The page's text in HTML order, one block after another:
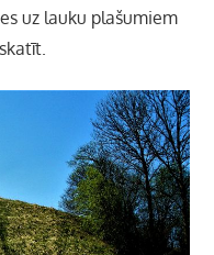
uz lauku plašumiem